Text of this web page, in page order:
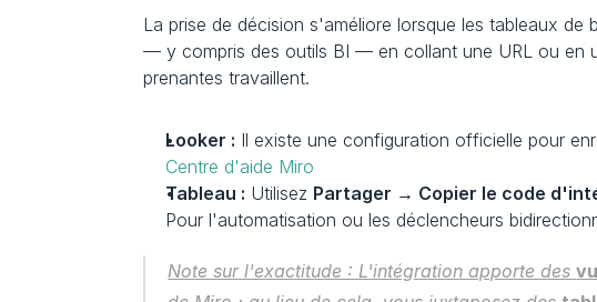
La prise de décision s'améliore lorsque les tableaux
— y compris des outils BI — en collant une URL ou en
prenantes travaillent.
Looker :
Centre d'aide Miro
Tableau : Utilisez Partager → Copier le code
Pour l'automatisation ou les déclencheurs
Note sur l'exactitude : L'intégration apporte des